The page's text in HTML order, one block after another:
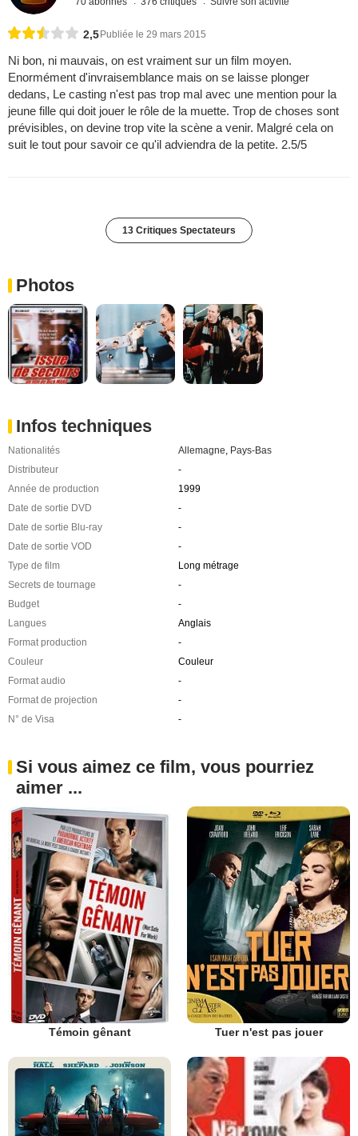
2,5 Publiée le 29 mars 2015
Ni bon, ni mauvais, on est vraiment sur un film moyen.
Enormément d'invraisemblance mais on se laisse plonger
dedans, Le casting n'est pas trop mal avec une mention pour la
jeune fille qui doit jouer le rôle de la muette. Trop de choses sont
prévisibles, on devine trop vite la scène a venir. Malgré cela on
suit le tout pour savoir ce qu'il adviendra de la petite. 2.5/5
13 Critiques Spectateurs
Photos
Infos techniques
Nationalités Allemagne Pays-Bas
Distributeur
-
Année de production
1999
Date de sortie DVD
-
Date de sortie Blu-ray
-
Date de sortie VOD
-
Type de film
Long métrage
Secrets de tournage
-
Budget
-
Langues
Anglais
Format production
-
Couleur
Couleur
Format audio
-
Format de projection
-
N° de Visa
-
Si vous aimez ce film, vous pourriez
aimer ...
Témoin gênant Tuer n'est pas jouer